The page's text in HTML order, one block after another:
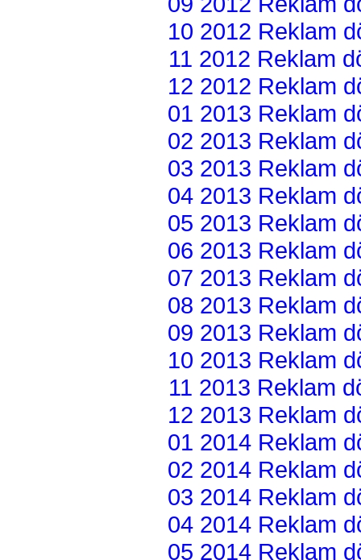
10 2012 Reklam
11 2012 Reklam
12 2012 Reklam
01 2013 Reklam
02 2013 Reklam
03 2013 Reklam
04 2013 Reklam
05 2013 Reklam
06 2013 Reklam
07 2013 Reklam
08 2013 Reklam
09 2013 Reklam
10 2013 Reklam
11 2013 Reklam
12 2013 Reklam
01 2014 Reklam
02 2014 Reklam
03 2014 Reklam
04 2014 Reklam
05 2014 Reklam